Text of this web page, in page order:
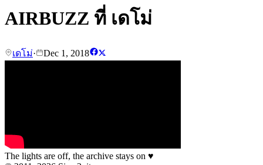
AIRBUZZ ที่ เดโม่
เดโม่· Dec 1, 2018
The lights are off, the archive stays on ♥